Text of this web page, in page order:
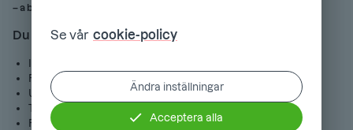
– a branch of NOBA Bank Group
Du har kontroll
Räntefritt upp till 45 dagar
Upp till 150 000 kr i kredit
Tjäna CashPoints eller cashback på köp
Reseförsäkring och avbeställningsskydd inkluderat
Se vår cookie-policy
Ändra inställningar
Acceptera alla